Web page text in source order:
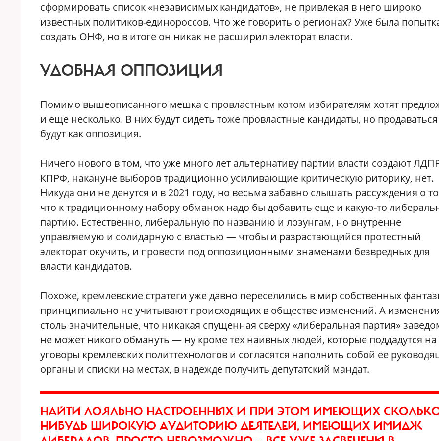
сформировать список «независимых кандидатов», не привлекая в него широко
известных политиков-единороссов. Что же говорить о регионах? Уже была
создать ОНФ, но в итоге он никак не расширил электорат власти.
УДОБНАЯ ОППОЗИЦИЯ
Помимо вышеописанного мешка с провластным котом избирателям хотят
и еще несколько. В них будут сидеть тоже провластные кандидаты, но
будут как оппозиция.
Ничего нового в том, что уже много лет альтернативу партии власти создают
КПРФ, накануне выборов традиционно усиливающие критическую риторику, нет.
Никуда они не денутся и в 2021 году, но весьма забавно слышать рассуждения о
что к традиционному набору обманок надо бы добавить еще и какую-то
партию. Естественно, либеральную по названию и лозунгам, но внутренне
управляемую и солидарную с властью — чтобы и разрастающийся протестный
электорат окучить, и провести под оппозиционными знаменами безвредных для
власти кандидатов.
Похоже, кремлевские стратеги уже давно переселились в мир собственных
принципиально не учитывают происходящих в обществе изменений. А
столь значительные, что никакая спущенная сверху «либеральная партия»
не может никого обмануть — ну кроме тех наивных людей, которые поддадутся на
уговоры кремлевских политтехнологов и согласятся наполнить собой ее
органы и списки на местах, в надежде получить депутатский мандат.
НАЙТИ ЛОЯЛЬНО НАСТРОЕННЫХ И ПРИ ЭТОМ ИМЕЮЩИХ
НИБУДЬ ШИРОКУЮ АУДИТОРИЮ ДЕЯТЕЛЕЙ, ИМЕЮЩИХ ИМИДЖ